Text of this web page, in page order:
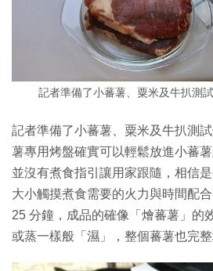
記者準備了小蕃薯、粟米及牛扒測
記者準備了小蕃薯、粟米及牛扒測
薯專用烤盤確實可以輕鬆放進小蕃
並沒有煮食指引讓用家跟隨，相信
大小觸摸煮食需要的火力與時間配
25 分鐘，成品的確像「燴蕃薯」的
或蒸一樣般「濕」，整個蕃薯也完整